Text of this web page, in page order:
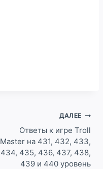
ДАЛЕЕ
Ответы к игре Troll
Master на 431, 432, 433,
434, 435, 436, 437, 438,
439 и 440 уровень